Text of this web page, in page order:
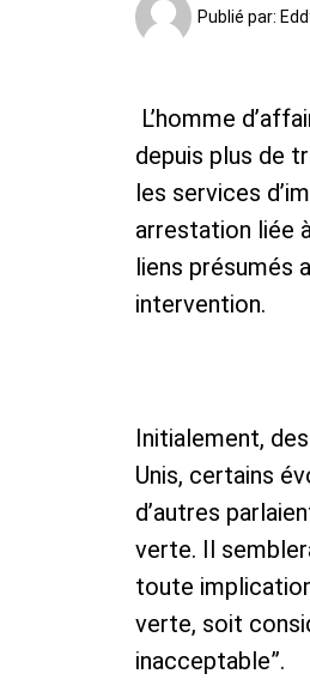
Publié par:
L’homme
depuis plus de
les services
arrestation liée
liens présumés
intervention.
​Initialement,
Unis, certains
d’autres
verte. Il
toute
verte, soit
inacceptable”.